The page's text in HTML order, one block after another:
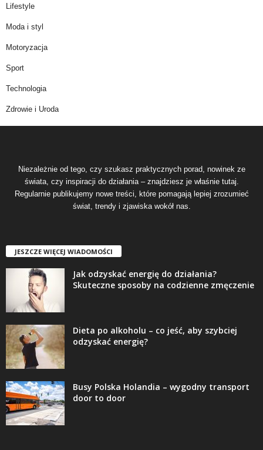
Lifestyle
Moda i styl
Motoryzacja
Sport
Technologia
Zdrowie i Uroda
Niezależnie od tego, czy szukasz praktycznych porad, nowinek ze
świata, czy inspiracji do działania – znajdziesz je właśnie tutaj.
Regularnie publikujemy nowe treści, które pomagają lepiej zrozumieć
świat, trendy i zjawiska wokół nas.
JESZCZE WIĘCEJ WIADOMOŚCI
Jak odzyskać energię do działania?
Skuteczne sposoby na codzienne zmęczenie
Dieta po alkoholu – co jeść, aby szybciej
odzyskać energię?
Busy Polska Holandia – wygodny transport
door to door